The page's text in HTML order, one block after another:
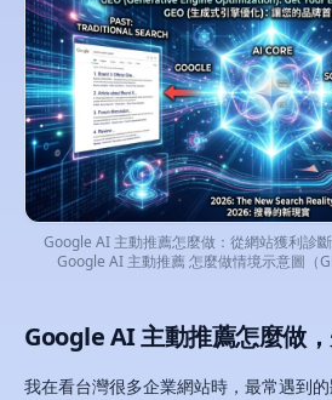
Google AI 主動推薦怎麼做：從網站獲利診
Google AI 主動推薦 怎麼做情境示意圖（
Google AI 主動推薦怎麼做
我在看台灣很多企業網站時，最常遇到